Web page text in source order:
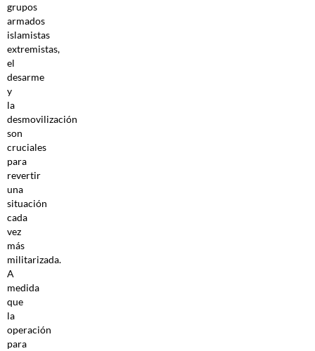
grupos
armados
islamistas
extremistas,
el
desarme
y
la
desmovilización
son
cruciales
para
revertir
una
situación
cada
vez
más
militarizada.
A
medida
que
la
operación
para